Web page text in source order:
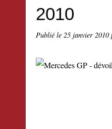
2010
Publié le 25 janvier 2010